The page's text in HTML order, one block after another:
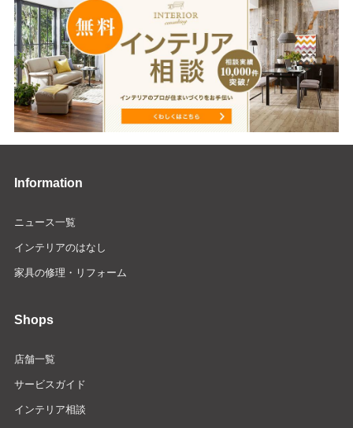
Information
ニュース一覧
インテリアのはなし
家具の修理・リフォーム
Shops
店舗一覧
サービスガイド
インテリア相談